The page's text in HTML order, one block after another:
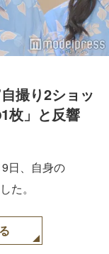
撮り2ショッ
枚」と反響
日、自身の
た。